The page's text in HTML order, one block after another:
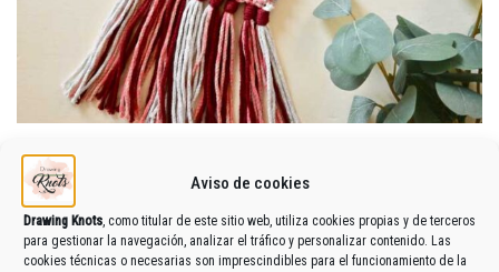
Aviso de cookies
Drawing Knots, como titular de este sitio web, utiliza cookies propias y de terceros
para gestionar la navegación, analizar el tráfico y personalizar contenido. Las
cookies técnicas o necesarias son imprescindibles para el funcionamiento de la
PATRÓN DESCARGABLE BOLSO FLORENCE
2,99€ IVA Incluido
Category:Tutoriales descargables